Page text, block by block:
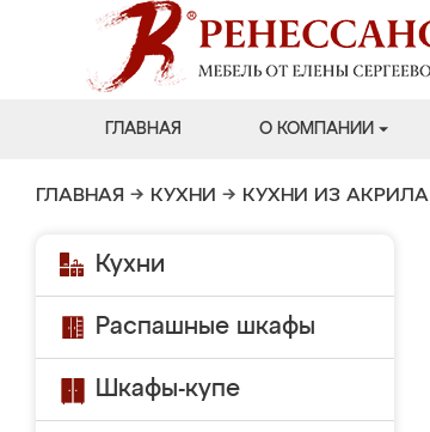
ГЛАВНАЯ О КОМПАНИИ
ГЛАВНАЯ → КУХНИ → КУХНИ ИЗ АКРИЛА
Кухни
Распашные шкафы
Шкафы-купе